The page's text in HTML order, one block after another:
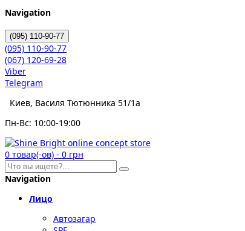
Navigation
(095) 110-90-77
(095) 110-90-77
(067) 120-69-28
Viber
Telegram
Киев, Василя Тютюнника 51/1а
Пн-Вс: 10:00-19:00
0 товар(-ов) - 0 грн
Navigation
Лицо
Автозагар